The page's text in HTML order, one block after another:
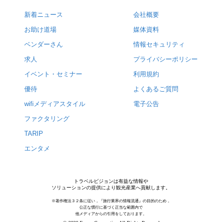
新着ニュース
お助け道場
ベンダーさん
求人
イベント・セミナー
優待
wifiメディアスタイル
ファクタリング
TARIP
エンタメ
会社概要
媒体資料
情報セキュリティ
プライバシーポリシー
利用規約
よくあるご質問
電子公告
トラベルビジョンは有益な情報や
ソリューションの提供により観光産業へ貢献します。
※著作権法３２条に従い，『旅行業界の情報流通』の目的のため，
公正な慣行に基づく正当な範囲内で
他メディアからの引用をしております。